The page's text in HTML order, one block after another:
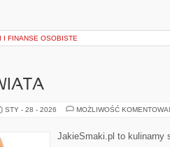
I FINANSE OSOBISTE
STY - 28 - 2026 MOŻLIWOŚĆ
JakieSmaki.pl to kulinarny